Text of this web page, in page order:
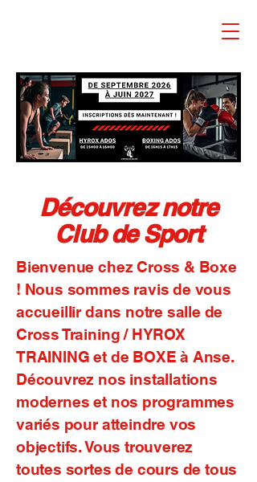
Découvrez notre
Club de Sport
Bienvenue chez Cross & Boxe
! Nous sommes ravis de vous
accueillir dans notre salle de
Cross Training / HYROX
TRAINING et de BOXE à Anse.
Découvrez nos installations
modernes et nos programmes
variés pour atteindre vos
objectifs. Vous trouverez
toutes sortes de cours de tous